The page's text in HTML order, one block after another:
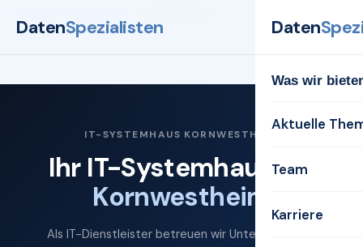
DatenSpezialisten Daten
Was wir
Aktuelle
Team
Karriere
IT-SYSTEMHAUS KORNWESTHEIM
Ihr IT-Systemhaus für
Kornwestheim
Als IT-Dienstleister betreuen wir Unternehmen in